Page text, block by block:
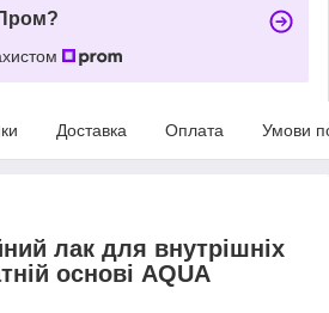
Доставка Оплата Умови
лак для внутрішніх
основі AQUA